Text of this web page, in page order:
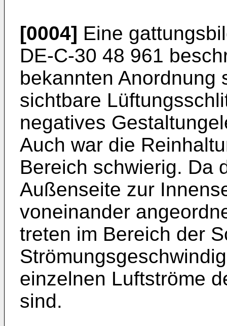
[0004] Eine
DE-C-30 48 961
bekannten Anordnung
sichtbare
negatives
Auch war die
Bereich schwierig. Da
Außenseite zur
voneinander
treten im Bereich der
einzelnen Luftströme
sind.